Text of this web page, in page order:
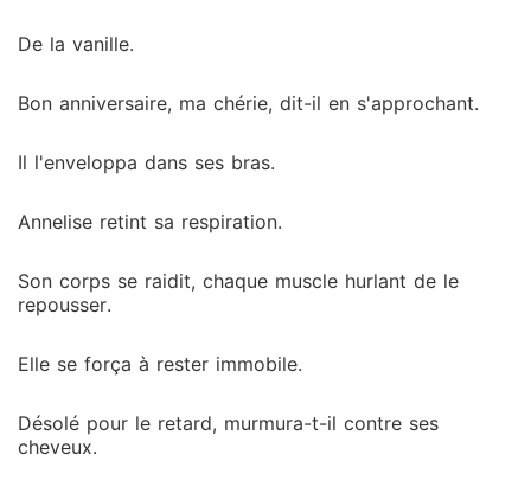
De la vanille.
Bon anniversaire, ma chérie, dit-il en s'approchant.
Il l'enveloppa dans ses bras.
Annelise retint sa respiration.
Son corps se raidit, chaque muscle hurlant de le
repousser.
Elle se força à rester immobile.
Désolé pour le retard, murmura-t-il contre ses
cheveux.